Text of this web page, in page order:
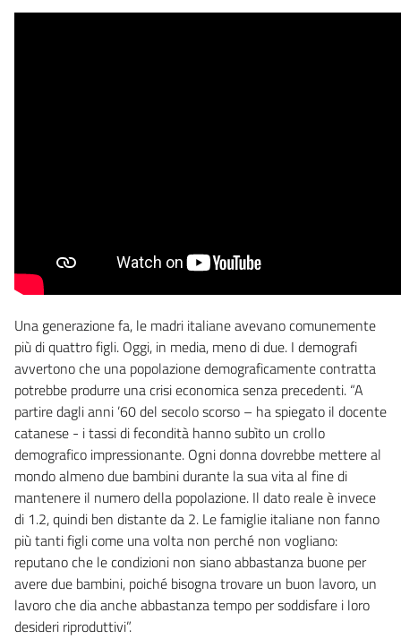
Una generazione fa, le madri italiane avevano comunemente
più di quattro figli. Oggi, in media, meno di due. I demografi
avvertono che una popolazione demograficamente contratta
potrebbe produrre una crisi economica senza precedenti. “A
partire dagli anni ’60 del secolo scorso – ha spiegato il docente
catanese - i tassi di fecondità hanno subìto un crollo
demografico impressionante. Ogni donna dovrebbe mettere al
mondo almeno due bambini durante la sua vita al fine di
mantenere il numero della popolazione. Il dato reale è invece
di 1.2, quindi ben distante da 2. Le famiglie italiane non fanno
più tanti figli come una volta non perché non vogliano:
reputano che le condizioni non siano abbastanza buone per
avere due bambini, poiché bisogna trovare un buon lavoro, un
lavoro che dia anche abbastanza tempo per soddisfare i loro
desideri riproduttivi”.